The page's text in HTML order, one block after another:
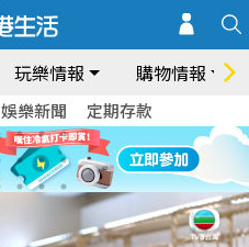
玩樂情報 購物情報
娛樂新聞 定期存款